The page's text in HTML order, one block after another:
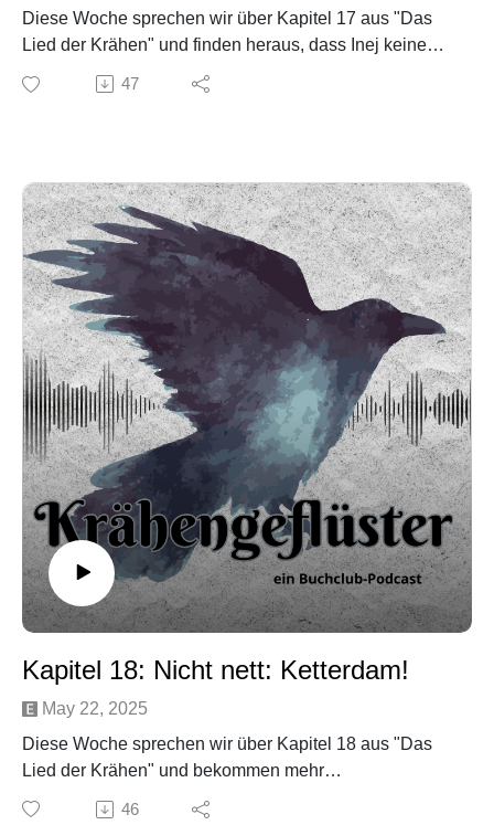
Diese Woche sprechen wir über Kapitel 17 aus "Das
Lied der Krähen" und finden heraus, dass Inej keine
Partys mag und Jesper nicht zum Girls’ Trip eingeladen
wird.
Insta: @kraehengefluester_podcast
TikTok: @kraehengefluester
Youtube: @Kraehengefluester_Podcast
Spotify Playlist: Krähengeflüster Playlist
Music by Maksym Dudchyk from Pixabay
47
Kapitel 18: Nicht nett: Ketterdam!
May 22, 2025
Diese Woche sprechen wir über Kapitel 18 aus "Das
Lied der Krähen" und bekommen mehr
Hintergrundinformationen zu Kaz!
46